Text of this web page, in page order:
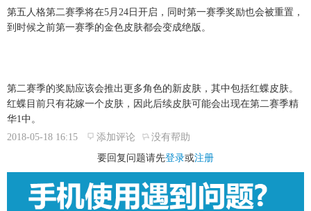
第五人格第二赛季将在5月24日开启，同时第一赛季奖励也会被重置，
到时候之前第一赛季的金色皮肤都会变成绝版。
第二赛季的奖励应该会推出更多角色的新皮肤，其中包括红蝶皮肤。
红蝶目前只有花嫁一个皮肤，因此后续皮肤可能会出现在第二赛季精
华1中。
2018-05-18 16:15
添加评论
没有帮助
要回复问题请先登录或注册